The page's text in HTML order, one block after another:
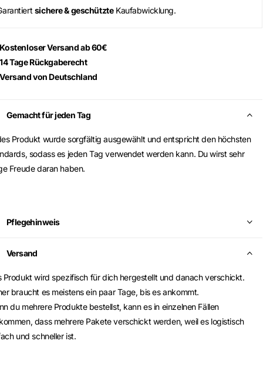
sichere & geschützteKaufabwicklung.
Kostenloser Versand ab 60€
14 Tage Rückgaberecht
Versand von Deutschland
Gemacht für jeden Tag
Produkt wurde sorgfältig ausgewählt und entspricht den höchsten
sodass es jeden Tag verwendet werden kann. Du wirst sehr
Freude daran haben.
Pflegehinweis
Versand
Produkt wird spezifisch für dich hergestellt und danach verschickt.
braucht es meistens ein paar Tage, bis es ankommt.
du mehrere Produkte bestellst, kann es in einzelnen Fällen
dass mehrere Pakete verschickt werden, weil es logistisch
und schneller ist.